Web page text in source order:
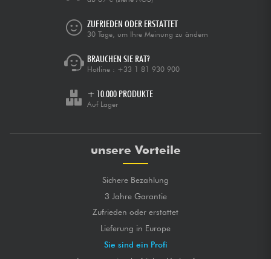
ZUFRIEDEN ODER ERSTATTET
30 Tage, um Ihre Meinung zu ändern
BRAUCHEN SIE RAT?
Hotline : +33 1 81 930 900
+ 10.000 PRODUKTE
Auf Lager
unsere Vorteile
Sichere Bezahlung
3 Jahre Garantie
Zufrieden oder erstattet
Lieferung in Europe
Sie sind ein Profi